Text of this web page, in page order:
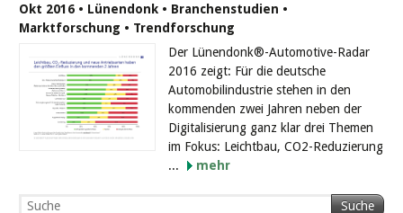
Okt 2016 • Lünendonk • Branchenstudien •
Marktforschung • Trendforschung
Der Lünendonk®-Automotive-Radar
2016 zeigt: Für die deutsche
Automobilindustrie stehen in den
kommenden zwei Jahren neben der
Digitalisierung ganz klar drei Themen
im Fokus: Leichtbau, CO2-Reduzierung
...
mehr
Suche